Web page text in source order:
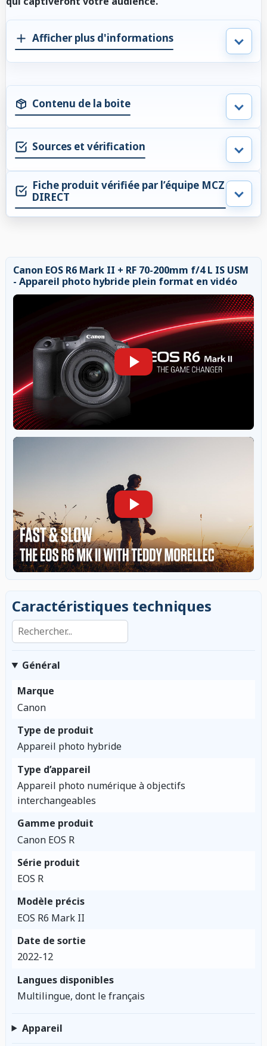
Afficher plus d'informations
Contenu de la boite
Sources et vérification
Fiche produit vérifiée par l’équipe MCZ
DIRECT
Canon EOS R6 Mark II + RF 70-200mm f/4 L IS USM
- Appareil photo hybride plein format en vidéo
Caractéristiques techniques
Rechercher dans les caractéristiques
Général
Marque
Canon
Type de produit
Appareil photo hybride
Type d’appareil
Appareil photo numérique à objectifs
interchangeables
Gamme produit
Canon EOS R
Série produit
EOS R
Modèle précis
EOS R6 Mark II
Date de sortie
2022-12
Langues disponibles
Multilingue, dont le français
Appareil